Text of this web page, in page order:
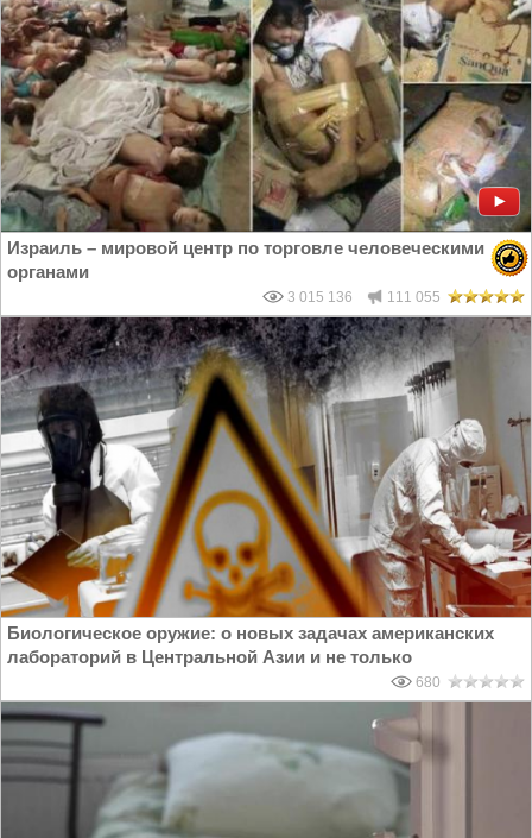
Израиль – мировой центр по торговле человеческими
органами
3 015 136 111 055
Биологическое оружие: о новых задачах американских
лабораторий в Центральной Азии и не только
680